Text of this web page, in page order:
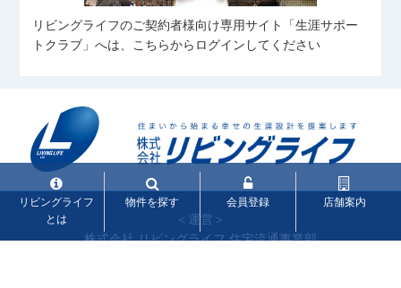
リビングライフのご契約者様向け専用サイト「生涯サポー
トクラブ」へは、こちらからログインしてください
＜運営＞
株式会社 リビングライフ 住宅流通事業部
リビングライフ
とは
物件を探す 会員登録 店舗案内